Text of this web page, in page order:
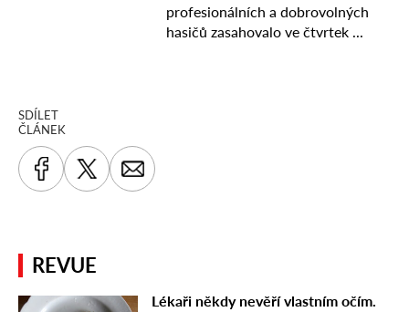
SDÍLET
ČLÁNEK
REVUE
Lékaři někdy nevěří vlastním očím.